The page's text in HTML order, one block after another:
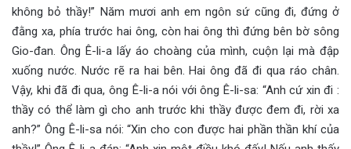
không bỏ thầy!” Năm mươi anh em ngôn sứ cũng đi, đứng ở
đằng xa, phía trước hai ông, còn hai ông thì đứng bên bờ sông
Gio-đan. Ông Ê-li-a lấy áo choàng của mình, cuộn lại mà đập
xuống nước. Nước rẽ ra hai bên. Hai ông đã đi qua ráo chân.
Vậy, khi đã đi qua, ông Ê-li-a nói với ông Ê-li-sa: “Anh cứ xin đi :
thầy có thể làm gì cho anh trước khi thầy được đem đi, rời xa
anh?” Ông Ê-li-sa nói: “Xin cho con được hai phần thần khí của